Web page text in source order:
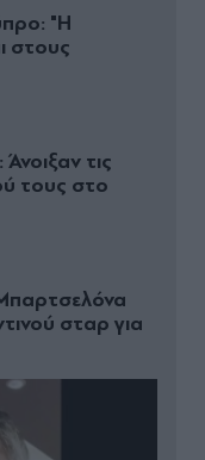
"Η
στους
τις
τους στο
σταρ για